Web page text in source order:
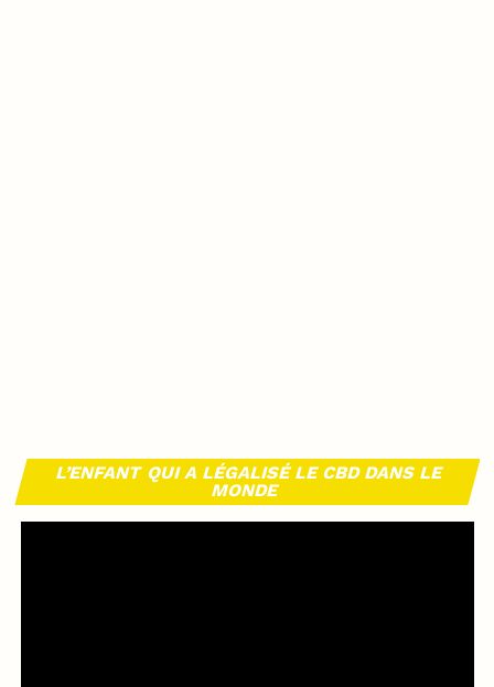
L’ENFANT QUI A LÉGALISÉ LE CBD DANS LE
MONDE